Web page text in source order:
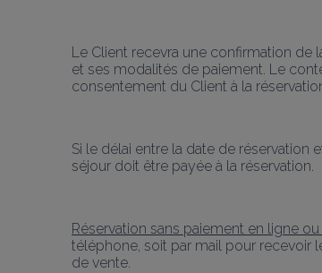
Le Client recevra une confirmation de
et ses modalités de paiement. Le
consentement du Client à la
Si le délai entre la date de réservation
séjour doit être payée à la réservation.
Réservation sans paiement en ligne
téléphone, soit par mail pour recevoir
de vente.